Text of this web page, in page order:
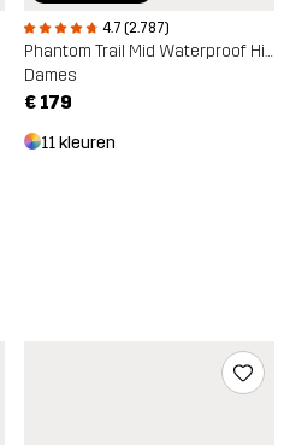
4.7 (2.787)
Phantom Trail Mid Waterproof Hiking Boots
Dames
€ 179
11 kleuren